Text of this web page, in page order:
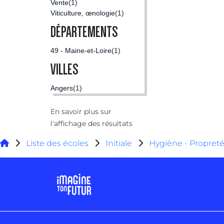
Vente(1)
Viticulture, œnologie(1)
DÉPARTEMENTS
49 - Maine-et-Loire(1)
VILLES
Angers(1)
En savoir plus sur
l'affichage des résultats
Liste des écoles Initiale Hygiène - Propreté